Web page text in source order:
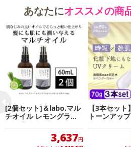
あなたにオススメの商
[2個セット]＆labo.マル
チオイル レモングラス
3,637円
【3本セッ
トーンアッ